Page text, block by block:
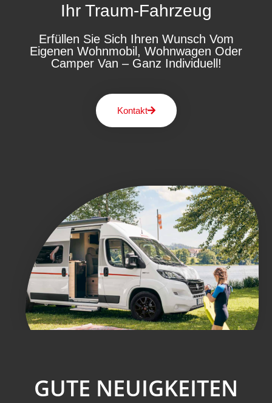
Ihr Traum-Fahrzeug
Erfüllen Sie Sich Ihren Wunsch Vom
Eigenen Wohnmobil, Wohnwagen Oder
Camper Van – Ganz Individuell!
Kontakt
GUTE NEUIGKEITEN